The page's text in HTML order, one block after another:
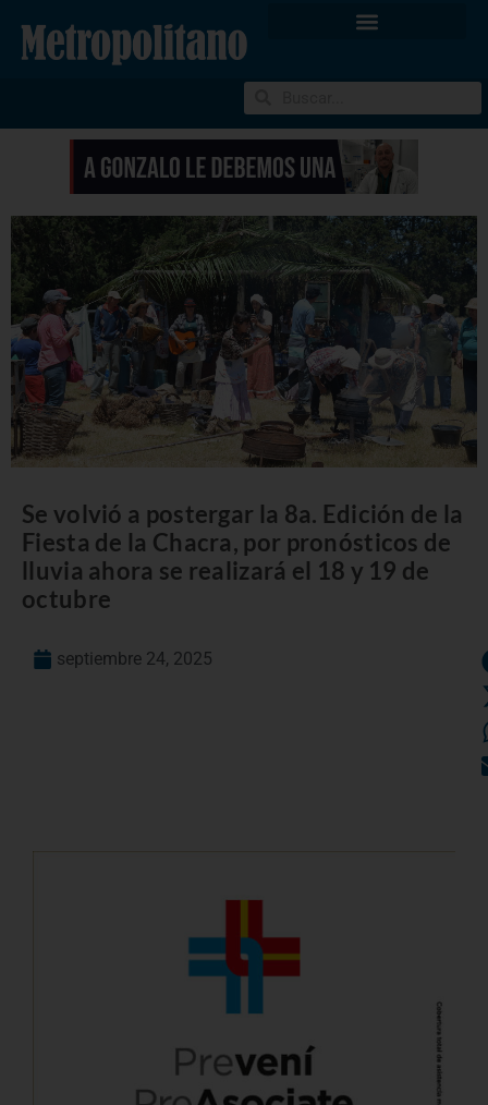
Se volvió a postergar la 8a. Edición de la
Fiesta de la Chacra, por pronósticos de
lluvia ahora se realizará el 18 y 19 de
octubre
septiembre 24, 2025